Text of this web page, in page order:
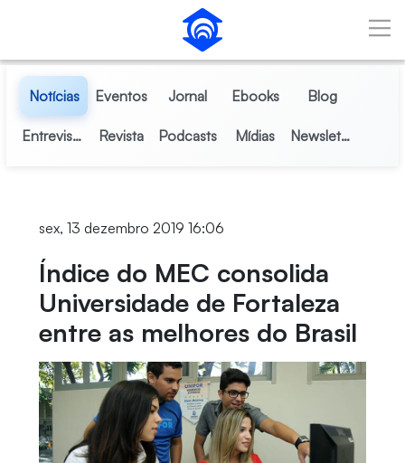
Pular para o Conteúdo principal
Notícias Eventos Jornal Ebooks Blog
Entrevistas Revista Podcasts Mídias Newsletter
sex, 13 dezembro 2019 16:06
Índice do MEC consolida
Universidade de Fortaleza
entre as melhores do Brasil